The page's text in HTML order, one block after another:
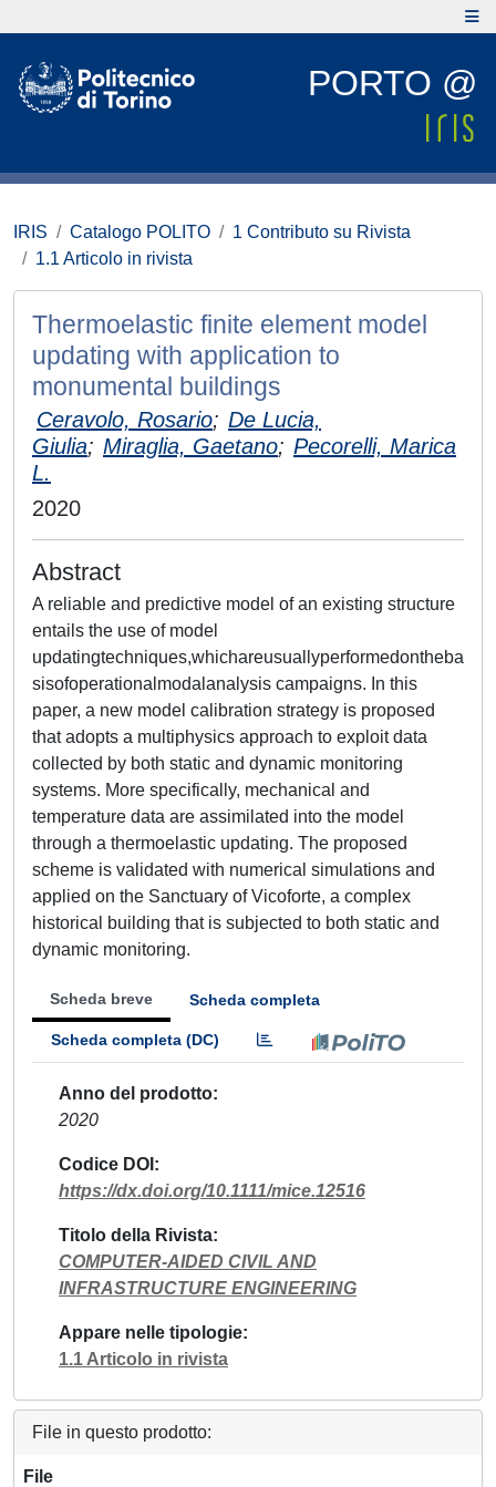
PORTO @
IRIS Catalogo POLITO
1 Contributo su Rivista
1.1 Articolo in rivista
Thermoelastic finite element model
updating with application to
monumental buildings
Ceravolo, Rosario; De Lucia,
Giulia; Miraglia, Gaetano; Pecorelli, Marica
L.
2020
Abstract
A reliable and predictive model of an existing structure
entails the use of model
updatingtechniques,whichareusuallyperformedontheba
sisofoperationalmodalanalysis campaigns. In this
paper, a new model calibration strategy is proposed
that adopts a multiphysics approach to exploit data
collected by both static and dynamic monitoring
systems. More specifically, mechanical and
temperature data are assimilated into the model
through a thermoelastic updating. The proposed
scheme is validated with numerical simulations and
applied on the Sanctuary of Vicoforte, a complex
historical building that is subjected to both static and
dynamic monitoring.
Scheda breve Scheda completa
Scheda completa (DC)
Anno del prodotto
2020
Codice DOI
https://dx.doi.org/10.1111/mice.12516
Titolo della Rivista
COMPUTER-AIDED CIVIL AND
INFRASTRUCTURE ENGINEERING
Appare nelle tipologie
1.1 Articolo in rivista
File in questo prodotto:
File